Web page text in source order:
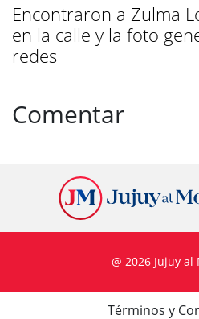
Encontraron a Zulma
en la calle y la foto
redes
Comentar
@ 2026 Jujuy
Términos y